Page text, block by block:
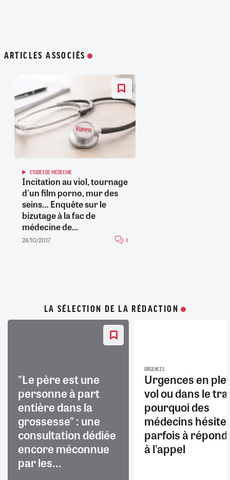
ARTICLES ASSOCIÉS
ETUDES DE MÉDECINE
Incitation au viol, tournage
d'un film porno, mur des
seins… Enquête sur le
bizutage à la fac de
médecine de...
24/10/2017 0
LA SÉLECTION DE LA RÉDACTION
"Le père est une
personne à part
entière dans la
grossesse" : une
consultation dédiée
encore méconnue
par les...
URGENCES
Urgences en
vol ou dans le
pourquoi des
médecins
parfois à
à l'appel